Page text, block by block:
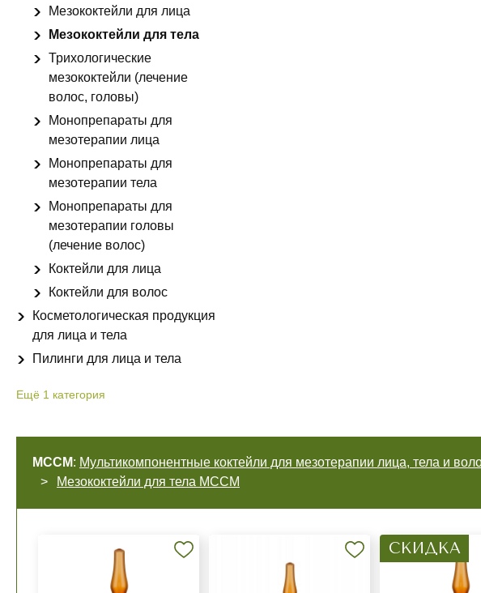
Мезококтейли для лица
Мезококтейли для тела
Трихологические
мезококтейли (лечение
волос, головы)
Монопрепараты для
мезотерапии лица
Монопрепараты для
мезотерапии тела
Монопрепараты для
мезотерапии головы
(лечение волос)
Коктейли для лица
Коктейли для волос
Косметологическая продукция
для лица и тела
Пилинги для лица и тела
Ещё 1 категория
MCCM: Мультикомпонентные коктейли для мезотерапии лица, тела и
Мезококтейли для тела MCCM
СКИДКА